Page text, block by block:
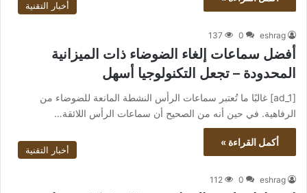
أخبار التقنية
eshrag
0
137
أفضل سماعات إلغاء الضوضاء ذات الميزانية
المحدودة – تجعل التكنولوجيا أسهل
[ad_1] غالبًا ما تُعتبر سماعات الرأس النشطة المانعة للضوضاء من
الرفاهية. في حين أنه من الصحيح أن سماعات الرأس اللائقة…
أكمل القراءة »
أخبار التقنية
eshrag
0
112